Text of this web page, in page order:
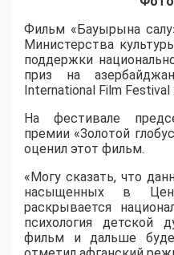
Фильм «Бауырына
Министерства
поддержки
приз на
International Film Festival
На фестивале
премии «Золотой
оценил этот фильм.
«Могу сказать, что
насыщенных в
раскрывается
психология
фильм и дальше